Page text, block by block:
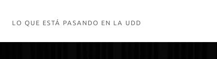
LO QUE ESTÁ PASANDO EN LA UDD